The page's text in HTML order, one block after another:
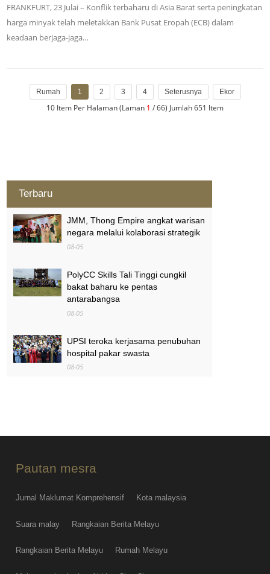
FRANKFURT, 23 Julai – Konflik terbaharu di Asia Barat serta peningkatan
harga minyak telah meletakkan Bank Pusat Eropah (ECB) dalam
keadaan berjaga-jaga…
Rumah 1 2 3 4 Seterusnya Ekor
10 Item Per Halaman (Laman 1 / 66) Jumlah 651 Item
Terbaru
JMM, Thong Empire angkat warisan
negara melalui kolaborasi strategik
08-05
PolyCC Skills Tali Tinggi cungkil
bakat baharu ke pentas
antarabangsa
08-05
UPSI teroka kerjasama penubuhan
hospital pakar swasta
08-05
Pautan mesra
Jurnal Maklumat Komprehensif Kota malaysia
Suara malay Rangkaian Berita Melayu
Rangkaian Berita Melayu Rumah Melayu